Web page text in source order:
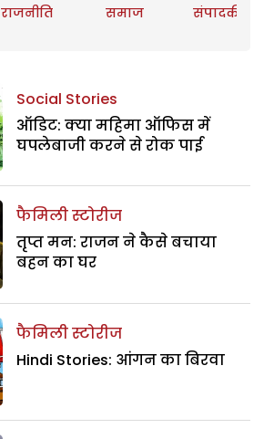
राजनीति समाज संपादकीय
Social Stories
ऑडिट: क्या महिमा ऑफिस में
घपलेबाजी करने से रोक पाई
फैमिली स्टोरीज
तृप्त मन: राजन ने कैसे बचाया
बहन का घर
फैमिली स्टोरीज
Hindi Stories: आंगन का बिरवा